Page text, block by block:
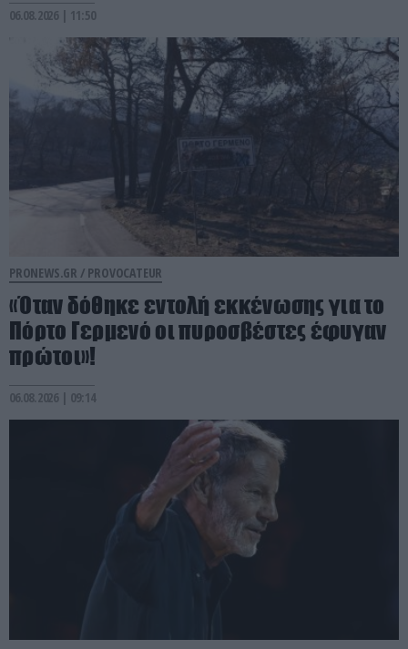
06.08.2026 | 11:50
PRONEWS.GR / PROVOCATEUR
«Όταν δόθηκε εντολή εκκένωσης για το
Πόρτο Γερμενό οι πυροσβέστες έφυγαν
πρώτοι»!
06.08.2026 | 09:14